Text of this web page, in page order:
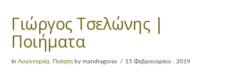
Γιώργος Τσελώνης |
Ποιήματα
InΛογοτεχνία Ποίηση by mandragoras 15 Φεβρουαρίου , 2019